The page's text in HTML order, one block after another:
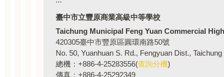
臺中市立豐原商業高級
Taichung Municipal Feng Yuan Commercial
420305臺中市豐原區圓環南路50號
No. 50, Yuanhuan S. Rd., Fengyuan Dist.,
總機：+886-4-25283556(查詢分機)
傳真：+886-4-25292349